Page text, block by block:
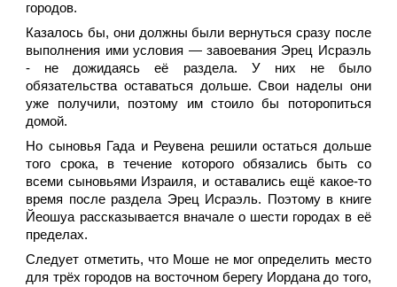
городов.
Казалось бы, они должны были вернуться сразу после
выполнения ими условия — завоевания Эрец Исраэль
- не дожидаясь её раздела. У них не было
обязательства оставаться дольше. Свои наделы они
уже получили, поэтому им стоило бы поторопиться
домой.
Но сыновья Гада и Реувена решили остаться дольше
того срока, в течение которого обязались быть со
всеми сыновьями Израиля, и оставались ещё какое-то
время после раздела Эрец Исраэль. Поэтому в книге
Йеошуа рассказывается вначале о шести городах в её
пределах.
Следует отметить, что Моше не мог определить место
для трёх городов на восточном берегу Иордана до того,